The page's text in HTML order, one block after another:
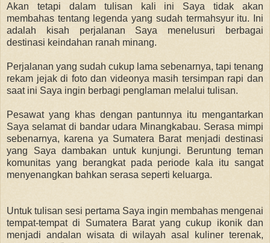
Akan tetapi dalam tulisan kali ini Saya tidak akan
membahas tentang legenda yang sudah termahsyur itu. Ini
adalah kisah perjalanan Saya menelusuri berbagai
destinasi keindahan ranah minang.
Perjalanan yang sudah cukup lama sebenarnya, tapi tenang
rekam jejak di foto dan videonya masih tersimpan rapi dan
saat ini Saya ingin berbagi penglaman melalui tulisan.
Pesawat yang khas dengan pantunnya itu mengantarkan
Saya selamat di bandar udara Minangkabau. Serasa mimpi
sebenarnya, karena ya Sumatera Barat menjadi destinasi
yang Saya dambakan untuk kunjungi. Beruntung teman
komunitas yang berangkat pada periode kala itu sangat
menyenangkan bahkan serasa seperti keluarga.
Untuk tulisan sesi pertama Saya ingin membahas mengenai
tempat-tempat di Sumatera Barat yang cukup ikonik dan
menjadi andalan wisata di wilayah asal kuliner terenak,